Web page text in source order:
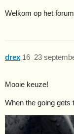
Welkom op het
drex 23
16
Mooie keuze!
When the going gets